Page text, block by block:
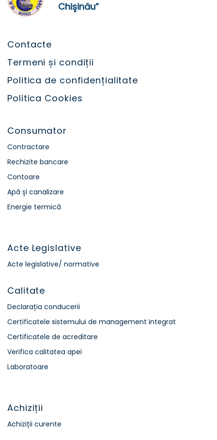
Chişinău”
Contacte
Termeni și condiții
Politica de confidențialitate
Politica Cookies
Consumator
Contractare
Rechizite bancare
Contoare
Apă și canalizare
Energie termică
Acte Legislative
Acte legislative/ normative
Calitate
Declarația conducerii
Certificatele sistemului de management integrat
Certificatele de acreditare
Verifica calitatea apei
Laboratoare
Achiziții
Achiziții curente